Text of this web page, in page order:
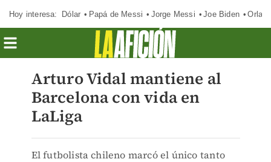
Hoy interesa: Dólar Papá de Messi Jorge Messi Joe Biden
Arturo Vidal mantiene al
Barcelona con vida en
LaLiga
El futbolista chileno marcó el único tanto